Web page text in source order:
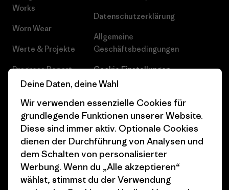
Works
Worn Wear
Werte & Projekte
Progress Report
Business Unusual
Klimaziele
1% For The Planet
Wie wir finanzieren
Geschenkgutscheine
Datenschutzerklärung
Allgemeine
Geschäftsbedingungen
Cookie Einstellungen
Karriere
Pressekontakt
Industry program
Affiliate-Programm
Patagonia Deutschland
Seitenverzeichnis
Deine Daten, deine Wahl
Wir verwenden essenzielle Cookies für
grundlegende Funktionen unserer Website.
Diese sind immer aktiv. Optionale Cookies
dienen der Durchführung von Analysen und
dem Schalten von personalisierter
Werbung. Wenn du „Alle akzeptieren“
wählst, stimmst du der Verwendung